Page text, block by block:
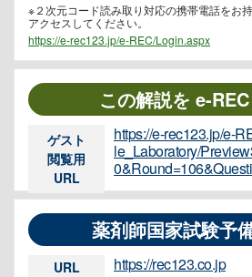
※２次元コード読み取り対応の携帯電話をお
アクセスしてください。
https://e-rec123.jp/e-REC/Login.aspx
この解説を e-
ゲスト
閲覧用
URL
https://e-rec123.jp/e-
le_Laboratory/
薬剤師国家試験予
URL https://rec123.co.jp